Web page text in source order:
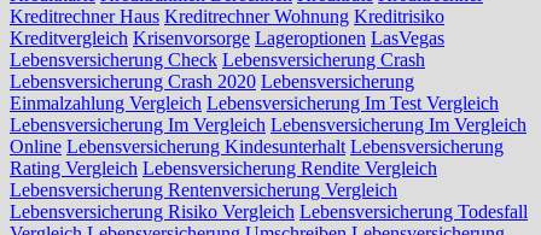
Kreditrechner Haus Kreditrechner Wohnung Kreditrisiko
Kreditvergleich Krisenvorsorge Lageroptionen LasVegas
Lebensversicherung Check Lebensversicherung Crash
Lebensversicherung Crash 2020 Lebensversicherung
Einmalzahlung Vergleich Lebensversicherung Im Test Vergleich
Lebensversicherung Im Vergleich Lebensversicherung Im Vergleich
Online Lebensversicherung Kindesunterhalt Lebensversicherung
Rating Vergleich Lebensversicherung Rendite Vergleich
Lebensversicherung Rentenversicherung Vergleich
Lebensversicherung Risiko Vergleich Lebensversicherung Todesfall